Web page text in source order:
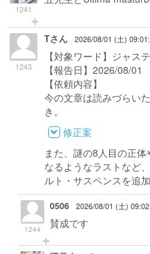
1241
1243
Tさん 2026/08/01 (土)
【対象ワード】ジャ
【報告日】2026/08/01
【依頼内容】
今の文章は読みづらい
き。
修正案
また、謎の8人目の正
なるようなラストなど
ルト・サスペンスを追加
1244
0506 2026/08/01 (土)
賛成です